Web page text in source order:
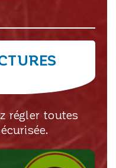
régler toutes